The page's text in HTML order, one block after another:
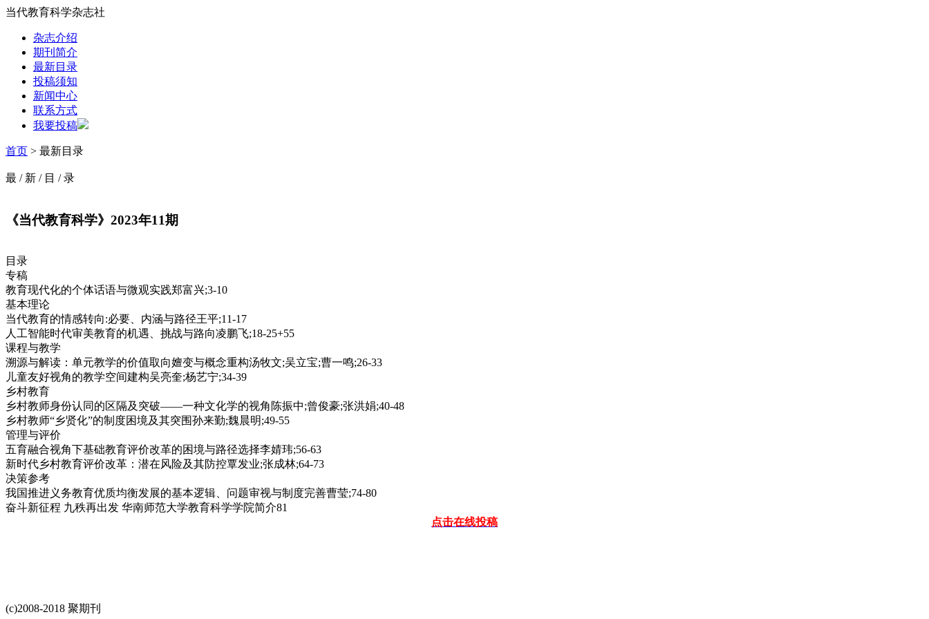
当代教育科学杂志社
杂志介绍
期刊简介
最新目录
投稿须知
新闻中心
联系方式
我要投稿
首页 > 最新目录
最 / 新 / 目 /录
《当代教育科学》2023年11期
目录
专稿
教育现代化的个体话语与微观实践郑富兴;3-10
基本理论
当代教育的情感转向:必要、内涵与路径王平;11-17
人工智能时代审美教育的机遇、挑战与路向凌鹏飞;18-25+55
课程与教学
溯源与解读：单元教学的价值取向嬗变与概念重构汤牧文;吴立宝;曹一鸣;26-33
儿童友好视角的教学空间建构吴亮奎;杨艺宁;34-39
乡村教育
乡村教师身份认同的区隔及突破——一种文化学的视角陈振中;曾俊豪;张洪娟;40-48
乡村教师“乡贤化”的制度困境及其突围孙来勤;魏晨明;49-55
管理与评价
五育融合视角下基础教育评价改革的困境与路径选择李婧玮;56-63
新时代乡村教育评价改革：潜在风险及其防控覃发业;张成林;64-73
决策参考
我国推进义务教育优质均衡发展的基本逻辑、问题审视与制度完善曹莹;74-80
奋斗新征程 九秩再出发 华南师范大学教育科学学院简介81
点击在线投稿
(c)2008-2018 聚期刊